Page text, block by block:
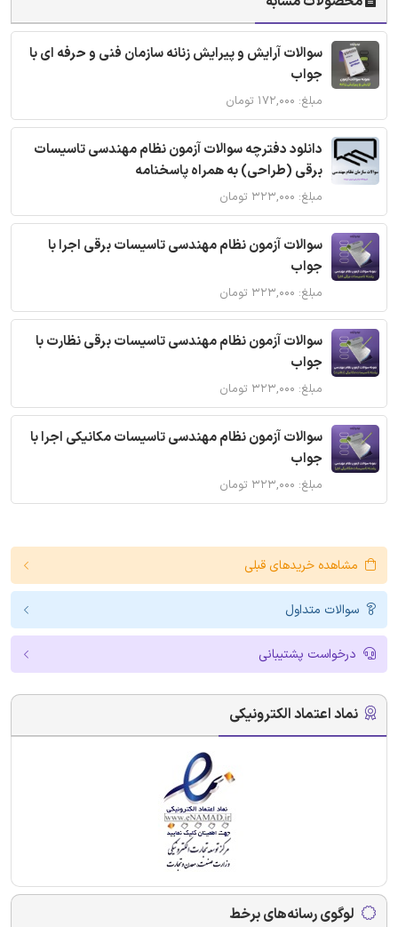
سوالات آرایش و پیرایش زنانه سازمان فنی و حرفه ای با
جواب
مبلغ: ۱۷۲,۰۰۰ تومان
دانلود دفترچه سوالات آزمون نظام مهندسی تاسیسات
برقی (طراحی) به همراه پاسخنامه
مبلغ: ۳۲۳,۰۰۰ تومان
سوالات آزمون نظام مهندسی تاسیسات برقی اجرا با
جواب
مبلغ: ۳۲۳,۰۰۰ تومان
سوالات آزمون نظام مهندسی تاسیسات برقی نظارت با
جواب
مبلغ: ۳۲۳,۰۰۰ تومان
سوالات آزمون نظام مهندسی تاسیسات مکانیکی اجرا با
جواب
مبلغ: ۳۲۳,۰۰۰ تومان
مشاهده خریدهای قبلی
سوالات متداول
درخواست پشتیبانی
نماد اعتماد الکترونیکی
لوگوی رسانه‌های برخط